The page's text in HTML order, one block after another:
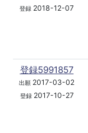
登録 2018-12-07
登録5991857
出願 2017-03-02
登録2017-10-27